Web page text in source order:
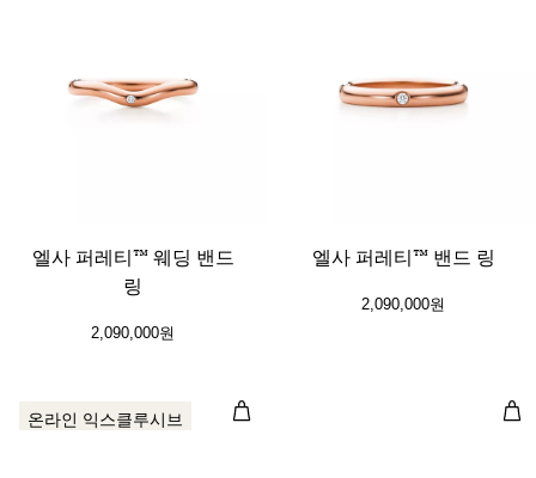
엘사 퍼레티™ 웨딩 밴드
링
2,090,000원
엘사 퍼레티™ 밴드 링
2,090,000원
레이어링 밴드 링
온라인 익스클루시브 레